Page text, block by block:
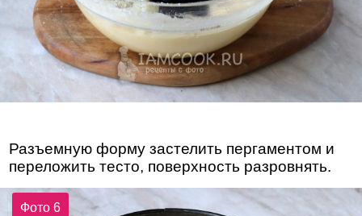
Разъемную форму застелить пергаментом и
переложить тесто, поверхность разровнять.
Фото 6